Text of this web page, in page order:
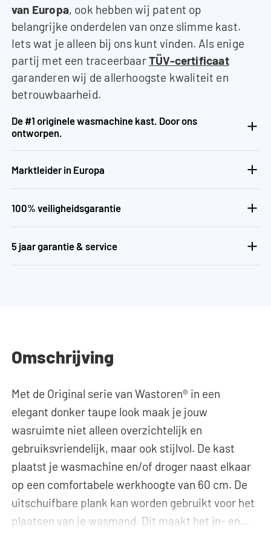
van Europa, ook hebben wij patent op
belangrijke onderdelen van onze slimme kast.
Iets wat je alleen bij ons kunt vinden. Als enige
partij met een traceerbaarTÜV-certificaat
garanderen wij de allerhoogste kwaliteit en
betrouwbaarheid.
De #1 originele wasmachine kast. Door ons
ontworpen.
Marktleider in Europa
100% veiligheidsgarantie
5 jaar garantie & service
Omschrijving
Met de Original serie van Wastoren® in een
elegant donker taupe look maak je jouw
wasruimte niet alleen overzichtelijk en
gebruiksvriendelijk, maar ook stijlvol. De kast
plaatst je wasmachine en/of droger naast elkaar
op een comfortabele werkhoogte van 60 cm. De
uitschuifbare plank kan worden gebruikt voor het
plaatsen van je wasmand. Dit maakt het in- en